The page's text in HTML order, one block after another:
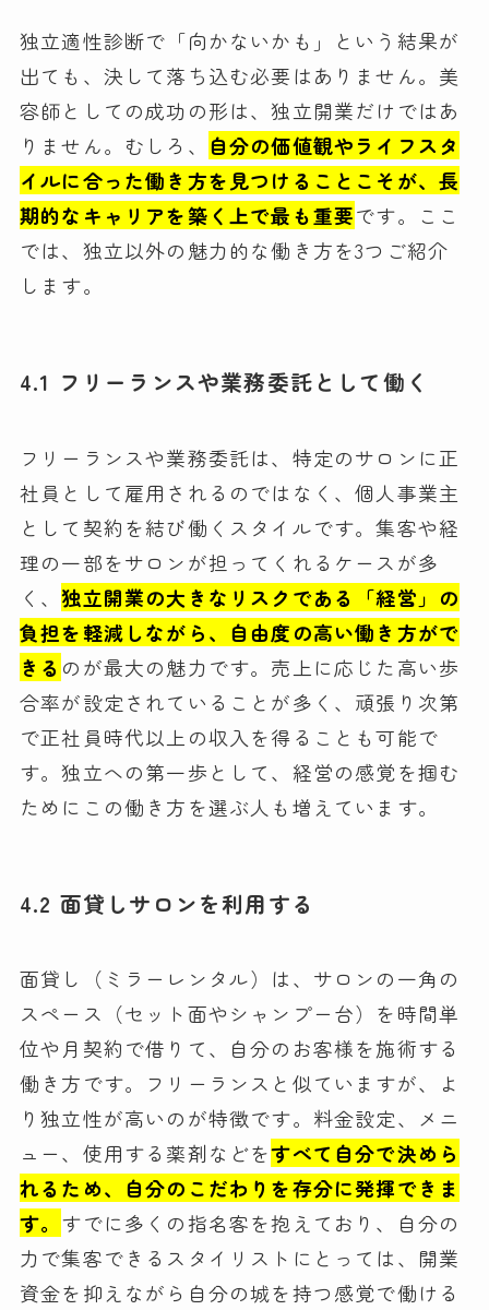
独立適性診断で「向かないかも」という結果が
出ても、決して落ち込む必要はありません。美
容師としての成功の形は、独立開業だけではあ
りません。むしろ、 自分の価値観やライフスタ
イルに合った働き方を見つけることこそが、長
期的なキャリアを築く上で最も重要です。ここ
では、独立以外の魅力的な働き方を3つご紹介
します。
4.1 フリーランスや業務委託として働く
フリーランスや業務委託は、特定のサロンに正
社員として雇用されるのではなく、個人事業主
として契約を結び働くスタイルです。集客や経
理の一部をサロンが担ってくれるケースが多
く、独立開業の大きなリスクである「経営」の
負担を軽減しながら、自由度の高い働き方がで
きる のが最大の魅力です。売上に応じた高い歩
合率が設定されていることが多く、頑張り次第
で正社員時代以上の収入を得ることも可能で
す。独立への第一歩として、経営の感覚を掴む
ためにこの働き方を選ぶ人も増えています。
4.2 面貸しサロンを利用する
面貸し（ミラーレンタル）は、サロンの一角の
スペース（セット面やシャンプー台）を時間単
位や月契約で借りて、自分のお客様を施術する
働き方です。フリーランスと似ていますが、よ
り独立性が高いのが特徴です。料金設定、メニ
ュー、使用する薬剤などをすべて自分で決めら
れるため、自分のこだわりを存分に発揮できま
す。 すでに多くの指名客を抱えており、自分の
力で集客できるスタイリストにとっては、開業
資金を抑えながら自分の城を持つ感覚で働ける